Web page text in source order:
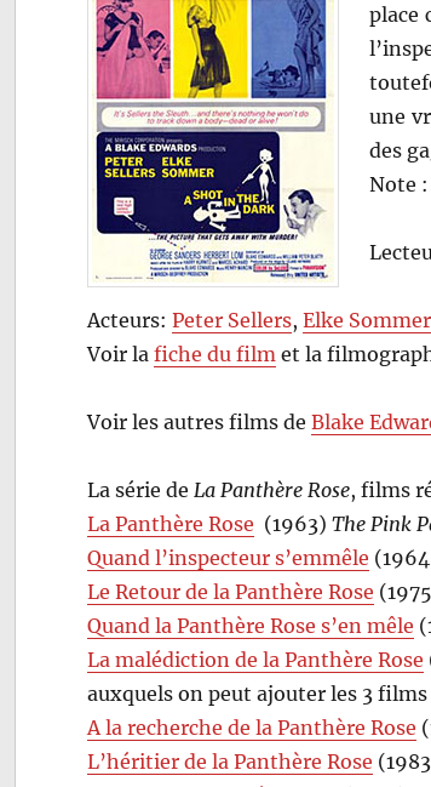
place
une
des
Note :
Acteurs:Peter Sellers,Elke Sommer
Voir lafiche du film et la
Voir les autres films deBlake
La série de La Panthère Rose, films
La Panthère Rose (1963)The Pink
Quand l’inspecteur s’emmêle
Le Retour de la Panthère Rose
Quand la Panthère Rose s’en mêle
La malédiction de la Panthère Rose
auxquels on peut ajouter les 3
A la recherche de la Panthère Rose
L’héritier de la Panthère Rose